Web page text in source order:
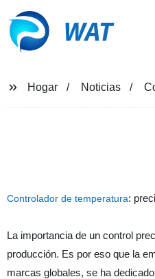
WAT
Hogar Noticias
Controlador de temperatura:
La importancia de un control
producción. Es por eso que la
marcas globales, se ha